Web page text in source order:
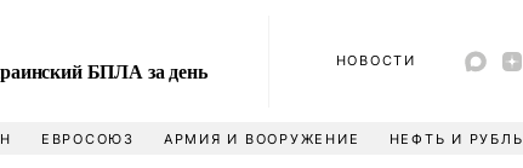
БПЛА за день НОВОСТИ
ЕВРОСОЮЗ АРМИЯ И ВООРУЖЕНИЕ НЕФТЬ И РУБЛЬ